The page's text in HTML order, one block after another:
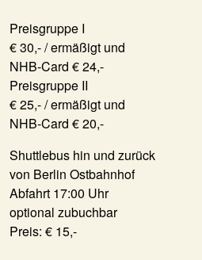
Preisgruppe I
€ 30,- / ermäßigt und
NHB-Card € 24,-
Preisgruppe II
€ 25,- / ermäßigt und
NHB-Card € 20,-
Shuttlebus hin und zurück
von Berlin Ostbahnhof
Abfahrt 17:00 Uhr
optional zubuchbar
Preis: € 15,-